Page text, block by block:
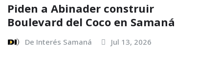
Piden a Abinader construir
Boulevard del Coco en Samaná
De Interés Samaná Jul 13, 2026